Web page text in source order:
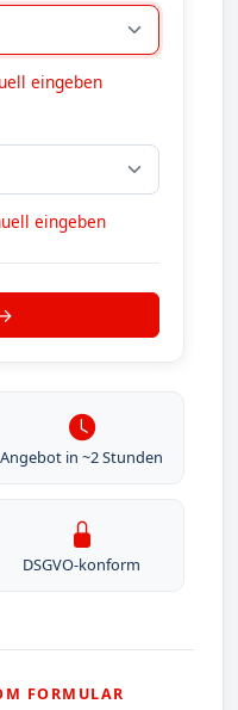
eingeben
eingeben
Angebot in ~2 Stunden
DSGVO-konform
FORMULAR